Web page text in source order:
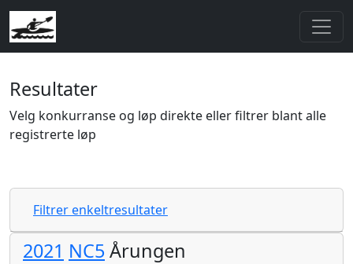
Resultater
Velg konkurranse og løp direkte eller filtrer blant alle
registrerte løp
Filtrer enkeltresultater
2021 NC5 Årungen